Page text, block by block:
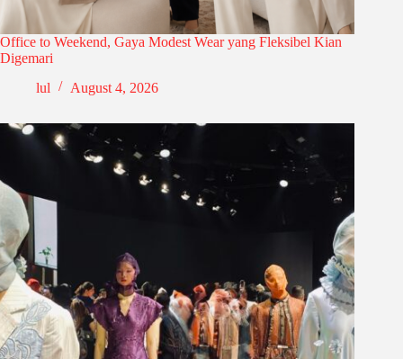
Office to Weekend, Gaya Modest Wear yang Fleksibel Kian
Digemari
lul
August 4, 2026